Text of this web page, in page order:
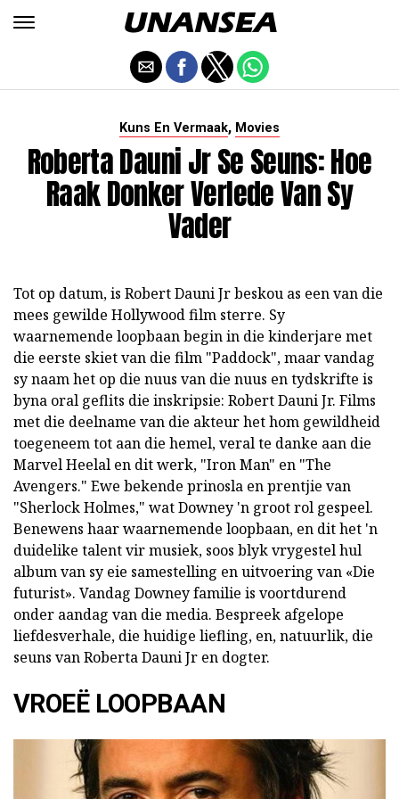
Kuns En Vermaak, Movies
Roberta Dauni Jr Se Seuns: Hoe
Raak Donker Verlede Van Sy
Vader
Tot op datum, is Robert Dauni Jr beskou as een van die
mees gewilde Hollywood film sterre. Sy
waarnemende loopbaan begin in die kinderjare met
die eerste skiet van die film "Paddock", maar vandag
sy naam het op die nuus van die nuus en tydskrifte is
byna oral geflits die inskripsie: Robert Dauni Jr. Films
met die deelname van die akteur het hom gewildheid
toegeneem tot aan die hemel, veral te danke aan die
Marvel Heelal en dit werk, "Iron Man" en "The
Avengers." Ewe bekende prinosla en prentjie van
"Sherlock Holmes," wat Downey 'n groot rol gespeel.
Benewens haar waarnemende loopbaan, en dit het 'n
duidelike talent vir musiek, soos blyk vrygestel hul
album van sy eie samestelling en uitvoering van «Die
futurist». Vandag Downey familie is voortdurend
onder aandag van die media. Bespreek afgelope
liefdesverhale, die huidige liefling, en, natuurlik, die
seuns van Roberta Dauni Jr en dogter.
VROEË LOOPBAAN